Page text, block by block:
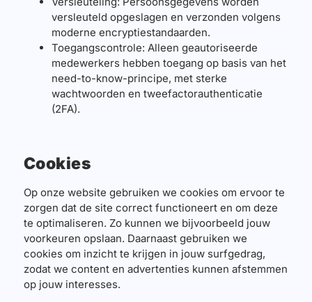
versleuteld opgeslagen en verzonden volgens
moderne encryptiestandaarden.
Toegangscontrole: Alleen geautoriseerde
medewerkers hebben toegang op basis van het
need-to-know-principe, met sterke
wachtwoorden en tweefactorauthenticatie
(2FA).
Cookies
Op onze website gebruiken we cookies om ervoor te
zorgen dat de site correct functioneert en om deze
te optimaliseren. Zo kunnen we bijvoorbeeld jouw
voorkeuren opslaan. Daarnaast gebruiken we
cookies om inzicht te krijgen in jouw surfgedrag,
zodat we content en advertenties kunnen afstemmen
op jouw interesses.